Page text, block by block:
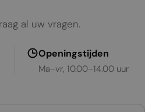
al uw vragen.
Openingstijden
Ma–vr, 10.00–14.00 uur